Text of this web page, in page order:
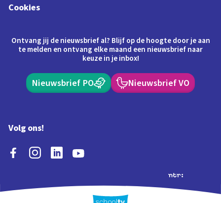
Cookies
Ontvang jij de nieuwsbrief al? Blijf op de hoogte door je aan
te melden en ontvang elke maand een nieuwsbrief naar
keuze in je inbox!
Nieuwsbrief PO Nieuwsbrief VO
Volg ons!